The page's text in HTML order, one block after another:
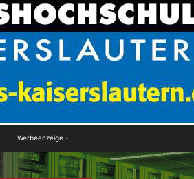
- Werbeanzeige -